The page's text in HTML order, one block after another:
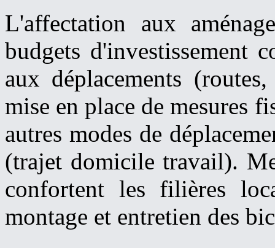
L'affectation aux
budgets d'investissement
aux déplacements
mise en place de mesures
autres modes de
(trajet domicile travail).
confortent les filières
montage et entretien des